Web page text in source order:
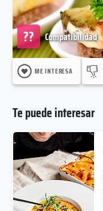
Compatibilidad
??
ME INTERESA
Te puede interesar